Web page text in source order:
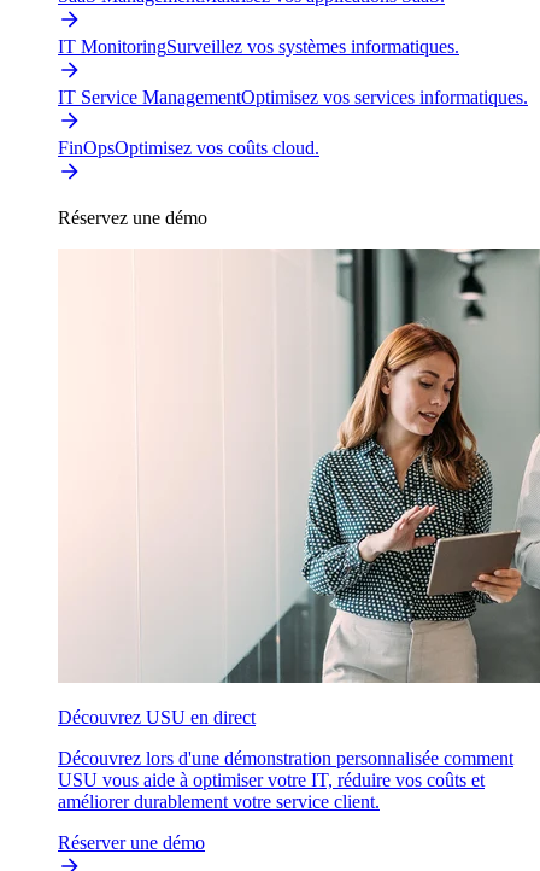
IT MonitoringSurveillez vos systèmes informatiques.
IT Service ManagementOptimisez vos services informatiques.
FinOpsOptimisez vos coûts cloud.
Réservez une démo
Découvrez USU en direct
Découvrez lors d'une démonstration personnalisée comment
USU vous aide à optimiser votre IT, réduire vos coûts et
améliorer durablement votre service client.
Réserver une démo